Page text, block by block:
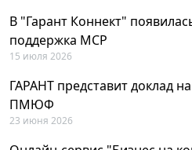
В "Гарант Коннект"
поддержка MCP
15 июля 2026
ГАРАНТ представит доклад
ПМЮФ
23 июня 2026